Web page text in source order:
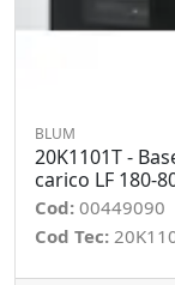
BLUM
20K1101T -
carico LF 180-
Cod: 00449090
Cod Tec: